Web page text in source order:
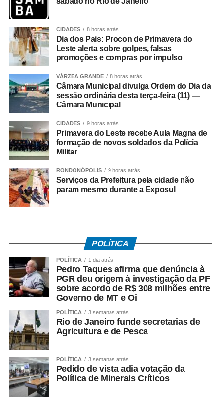
Souza (que se casou há cinco dias) e Lukas Bergmann,
ainda não liberado pelo departamento médico -o atleta se
recupera de uma lesão na coluna, ocorrida no fim de
2025. A única novidade no elenco que competiu nas
primeiras semanas do torneio é a inclusão do ponteiro
Maicon na lista de Bernardinho.
[Post Instagram]
Seleção feminina encara
Japão nas quartas
Terceira colocada na fase preliminar, a seleção brasileira
feminina de vôlei terá pela frente o Japão (6º) nas quartas
de final da Liga das Nações. O duelo está programado
Após a França, a Amarelinha terá pela frente os Estados
Unidos na quinta (16), às 22h, e no dia seguinte, encara a
Polônia, também às 22h. O último duelo será contra a
China, no domingo (19), às 14h.
A relação de atletas relacionados por Bernadinho inclui
Cachopa e Brasília (levantadores); Darlan e Bryan
(opostos); Lucarelli, Adriano, Honorato e Arthur Bento
(ponteiros); Flávio, Judson, Pinta e Barreto (centrais); e
Maique e Pureza (líberos).
Os demais confrontos das quartas reunirão Estados
Unidos (1º) e China – embora fora zona de classificação,
CIDADES 8 horas atrás
Dia dos Pais: Procon de Primavera do
Leste alerta sobre golpes, falsas
promoções e compras por impulso
VÁRZEA GRANDE 8 horas atrás
Câmara Municipal divulga Ordem do Dia da
sessão ordinária desta terça-feira (11) —
Câmara Municipal
CIDADES 9 horas atrás
Primavera do Leste recebe Aula Magna de
formação de novos soldados da Polícia
Militar
RONDONÓPOLIS 9 horas atrás
Serviços da Prefeitura pela cidade não
param mesmo durante a Exposul
POLÍTICA
POLÍTICA 1 dia atrás
Pedro Taques afirma que denúncia à
PGR deu origem à investigação da PF
sobre acordo de R$ 308 milhões entre
Governo de MT e Oi
POLÍTICA 3 semanas atrás
Rio de Janeiro funde secretarias de
Agricultura e de Pesca
POLÍTICA 3 semanas atrás
Pedido de vista adia votação da
Política de Minerais Críticos